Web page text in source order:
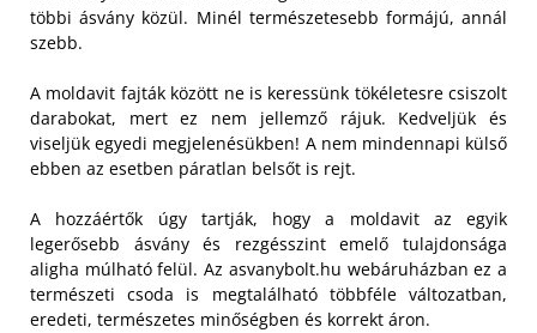
többi ásvány közül. Minél természetesebb formájú, annál
szebb.
A moldavit fajták között ne is keressünk tökéletesre csiszolt
darabokat, mert ez nem jellemző rájuk. Kedveljük és
viseljük egyedi megjelenésükben! A nem mindennapi külső
ebben az esetben páratlan belsőt is rejt.
A hozzáértők úgy tartják, hogy a moldavit az egyik
legerősebb ásvány és rezgésszint emelő tulajdonsága
aligha múlható felül. Az asvanybolt.hu webáruházban ez a
természeti csoda is megtalálható többféle változatban,
eredeti, természetes minőségben és korrekt áron.